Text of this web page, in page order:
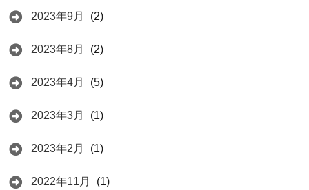
2023年9月 (2)
2023年8月 (2)
2023年4月 (5)
2023年3月 (1)
2023年2月 (1)
2022年11月 (1)